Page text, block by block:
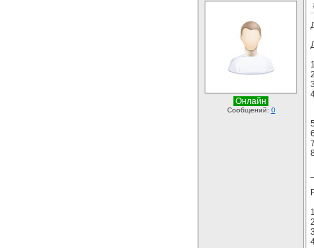
Онлайн
Сообщений: 0